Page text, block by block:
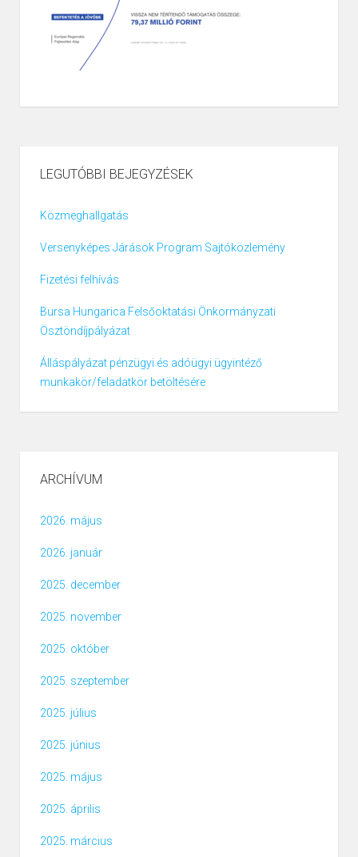
LEGUTÓBBI BEJEGYZÉSEK
Közmeghallgatás
Versenyképes Járások Program Sajtóközlemény
Fizetési felhívás
Bursa Hungarica Felsőoktatási Önkormányzati
Ösztöndíjpályázat
Álláspályázat pénzügyi és adóügyi ügyintéző
munkakör/feladatkör betöltésére
ARCHÍVUM
2026. május
2026. január
2025. december
2025. november
2025. október
2025. szeptember
2025. július
2025. június
2025. május
2025. április
2025. március